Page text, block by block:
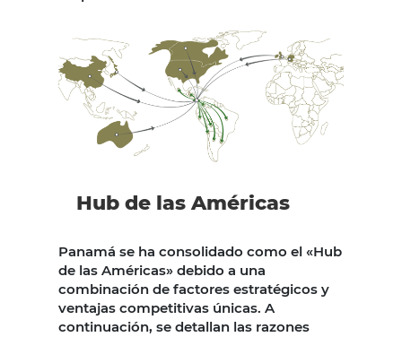
Hub de las Américas
Panamá se ha consolidado como el «Hub
de las Américas» debido a una
combinación de factores estratégicos y
ventajas competitivas únicas. A
continuación, se detallan las razones